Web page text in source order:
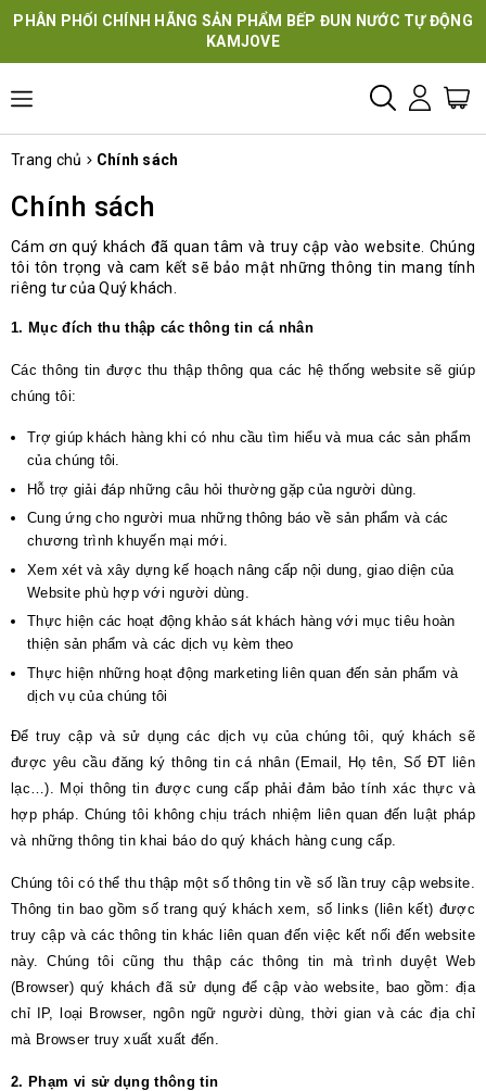
PHÂN PHỐI CHÍNH HÃNG SẢN PHẨM BẾP ĐUN NƯỚC TỰ ĐỘNG
KAMJOVE
Trang chủ Chính sách
Chính sách
Cám ơn quý khách đã quan tâm và truy cập vào website. Chúng
tôi tôn trọng và cam kết sẽ bảo mật những thông tin mang tính
riêng tư của Quý khách.
1. Mục đích thu thập các thông tin cá nhân
Các thông tin được thu thập thông qua các hệ thống website sẽ giúp
chúng tôi:
Trợ giúp khách hàng khi có nhu cầu tìm hiểu và mua các sản phẩm
của chúng tôi.
Hỗ trợ giải đáp những câu hỏi thường gặp của người dùng.
Cung ứng cho người mua những thông báo về sản phẩm và các
chương trình khuyến mại mới.
Xem xét và xây dựng kế hoạch nâng cấp nội dung, giao diện của
Website phù hợp với người dùng.
Thực hiện các hoạt động khảo sát khách hàng với mục tiêu hoàn
thiện sản phẩm và các dịch vụ kèm theo
Thực hiện những hoạt động marketing liên quan đến sản phẩm và
dịch vụ của chúng tôi
Để truy cập và sử dụng các dịch vụ của chúng tôi, quý khách sẽ
được yêu cầu đăng ký thông tin cá nhân (Email, Họ tên, Số ĐT liên
lạc…). Mọi thông tin được cung cấp phải đảm bảo tính xác thực và
hợp pháp. Chúng tôi không chịu trách nhiệm liên quan đến luật pháp
và những thông tin khai báo do quý khách hàng cung cấp.
Chúng tôi có thể thu thập một số thông tin về số lần truy cập website.
Thông tin bao gồm số trang quý khách xem, số links (liên kết) được
truy cập và các thông tin khác liên quan đến việc kết nối đến website
này. Chúng tôi cũng thu thập các thông tin mà trình duyệt Web
(Browser) quý khách đã sử dụng để cập vào website, bao gồm: địa
chỉ IP, loại Browser, ngôn ngữ người dùng, thời gian và các địa chỉ
mà Browser truy xuất xuất đến.
2. Phạm vi sử dụng thông tin